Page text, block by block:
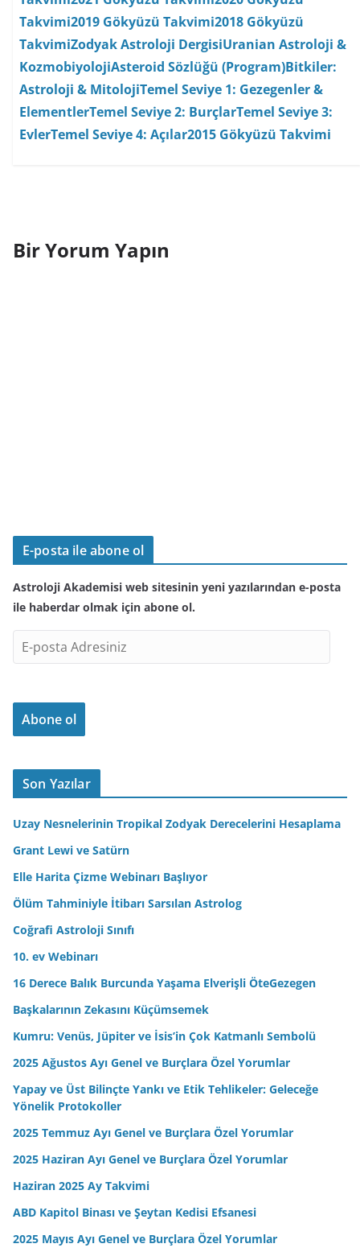
Takvimi2019 Gökyüzü Takvimi2018 Gökyüzü
TakvimiZodyak Astroloji DergisiUranian Astroloji &
KozmobiyolojiAsteroid Sözlüğü (Program)Bitkiler:
Astroloji & MitolojiTemel Seviye 1: Gezegenler &
ElementlerTemel Seviye 2: BurçlarTemel Seviye 3:
EvlerTemel Seviye 4: Açılar2015 Gökyüzü Takvimi
Bir Yorum Yapın
E-posta ile abone ol
Astroloji Akademisi web sitesinin yeni yazılarından e-posta
ile haberdar olmak için abone ol.
-
o
t
d
r
i
n
Abone ol
Son Yazılar
Uzay Nesnelerinin Tropikal Zodyak Derecelerini Hesaplama
Grant Lewi ve Satürn
Elle Harita Çizme Webinarı Başlıyor
Ölüm Tahminiyle İtibarı Sarsılan Astrolog
Coğrafi Astroloji Sınıfı
10. ev Webinarı
16 Derece Balık Burcunda Yaşama Elverişli ÖteGezegen
Başkalarının Zekasını Küçümsemek
Kumru: Venüs, Jüpiter ve İsis’in Çok Katmanlı Sembolü
2025 Ağustos Ayı Genel ve Burçlara Özel Yorumlar
Yapay ve Üst Bilinçte Yankı ve Etik Tehlikeler: Geleceğe
Yönelik Protokoller
2025 Temmuz Ayı Genel ve Burçlara Özel Yorumlar
2025 Haziran Ayı Genel ve Burçlara Özel Yorumlar
Haziran 2025 Ay Takvimi
ABD Kapitol Binası ve Şeytan Kedisi Efsanesi
2025 Mayıs Ayı Genel ve Burçlara Özel Yorumlar